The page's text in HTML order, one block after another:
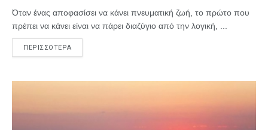
Όταν ένας αποφασίσει να κάνει πνευματική ζωή, το πρώτο που
πρέπει να κάνει είναι να πάρει διαζύγιο από την λογική, ...
ΠΕΡΙΣΣΟΤΕΡΑ